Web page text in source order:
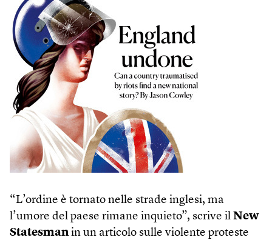
“L’ordine è tornato nelle strade inglesi, ma
l’umore del paese rimane inquieto”, scrive il New
Statesmanin un articolo sulle violente proteste